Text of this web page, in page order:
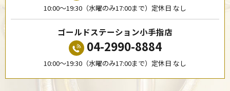
10:00〜19:30（水曜のみ17:00まで）定休日 なし
ゴールドステーション小手指店
04-2990-8884
10:00〜19:30（水曜のみ17:00まで）定休日 なし